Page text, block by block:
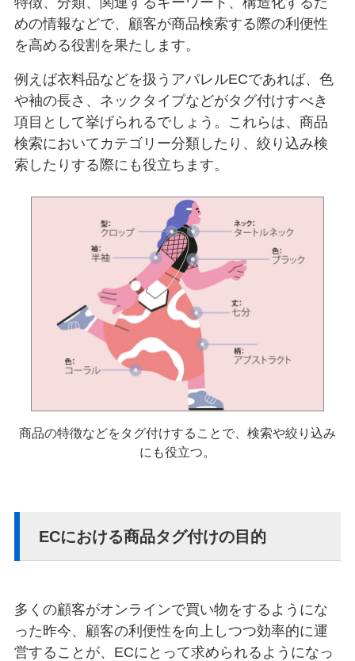
めの情報などで、顧客が商品検索する際の利便性
を高める役割を果たします。
例えば衣料品などを扱うアパレルECであれば、色
や袖の長さ、ネックタイプなどがタグ付けすべき
項目として挙げられるでしょう。これらは、商品
検索においてカテゴリー分類したり、絞り込み検
索したりする際にも役立ちます。
商品の特徴などをタグ付けすることで、検索や絞り込み
にも役立つ。
ECにおける商品タグ付けの目的
多くの顧客がオンラインで買い物をするようにな
った昨今、顧客の利便性を向上しつつ効率的に運
営することが、ECにとって求められるようになっ